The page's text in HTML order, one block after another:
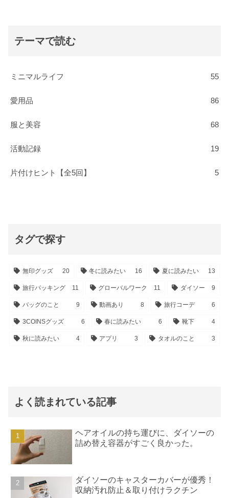
テーマで読む
ミニマルライフ 55
愛用品 86
服と美容 68
活動記録 19
片付けヒント【全5回】 5
タグで探す
無印グッズ 20 冬に読みたい 16 夏に読みたい 13
旅行パッキング 11 グローバルワーク 11 ダイソー 9
バッグのこと 9 動画あり 8 旅行コーデ 6
3COINSグッズ 6 春に読みたい 6 靴下 4
秋に読みたい 4 アプリ 3 タオルのこと 3
よく読まれている記事
ヘアオイルの持ち運びに、ダイソーの
詰め替え容器がすごく良かった。
ダイソーのキャスターカバーが優秀！
収納汚れ防止＆取り付けラクチン